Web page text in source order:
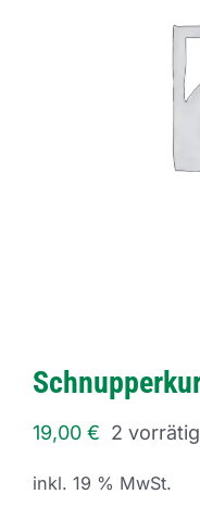
19,00 € 2 vorrätig
inkl. 19 % MwSt.